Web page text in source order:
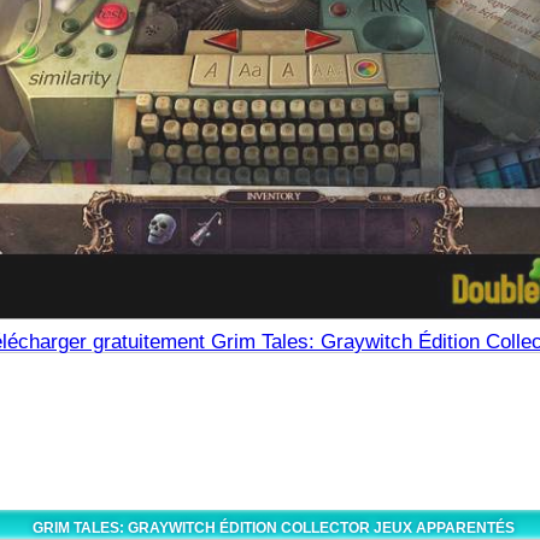
gratuitement Grim Tales: Graywitch Édition
GRIM TALES: GRAYWITCH ÉDITION COLLECTOR JEUX APPARENTÉS